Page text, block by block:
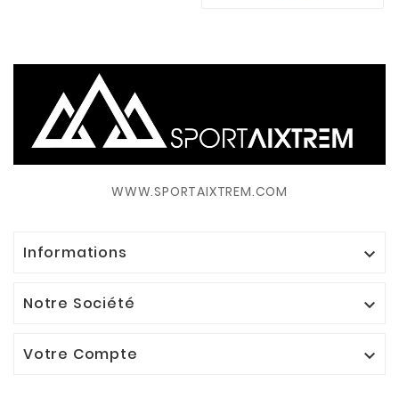
WWW.SPORTAIXTREM.COM
Informations 
Notre Société 
Votre Compte 